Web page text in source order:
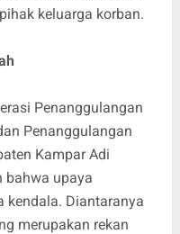
keluarga korban.
Penanggulangan
Penanggulangan
Kampar Adi
bahwa upaya
kendala. Diantaranya
merupakan rekan